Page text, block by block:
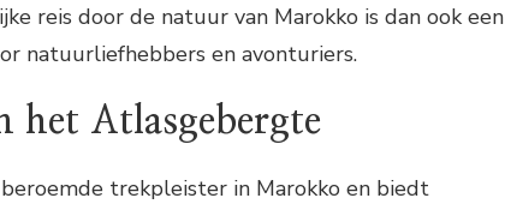
reis door de natuur van Marokko is dan ook een
natuurliefhebbers en avonturiers.
het Atlasgebergte
trekpleister in Marokko en biedt